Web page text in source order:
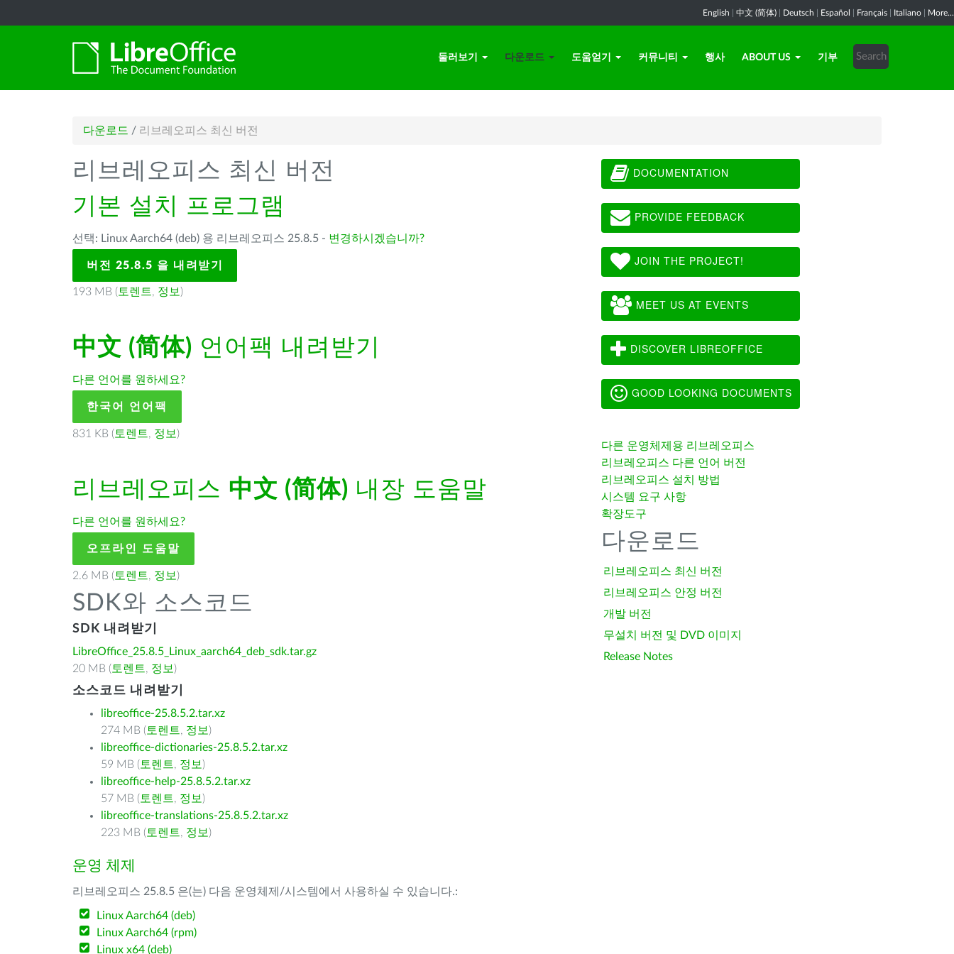
English 中文 (简体) Deutsch Español Français Italiano More...
둘러보기 다운로드 도움얻기 커뮤니티 행사 ABOUT US 기부
다운로드 / 리브레오피스 최신 버전
리브레오피스 최신 버전
기본 설치 프로그램
선택: Linux Aarch64 (deb) 용 리브레오피스 25.8.5 - 변경하시겠습니까?
버전 25.8.5 을 내려받기
193 MB ( 토렌트, 정보 )
中文 (简体) 언어팩 내려받기
다른 언어를 원하세요?
한국어 언어팩
831 KB ( 토렌트, 정보 )
리브레오피스 中文 (简体) 내장 도움말
다른 언어를 원하세요?
오프라인 도움말
2.6 MB ( 토렌트, 정보 )
SDK와 소스코드
SDK 내려받기
LibreOffice_25.8.5_Linux_aarch64_deb_sdk.tar.gz
20 MB ( 토렌트, 정보 )
소스코드 내려받기
libreoffice-25.8.5.2.tar.xz
274 MB ( 토렌트, 정보 )
libreoffice-dictionaries-25.8.5.2.tar.xz
59 MB ( 토렌트, 정보 )
libreoffice-help-25.8.5.2.tar.xz
57 MB ( 토렌트, 정보 )
libreoffice-translations-25.8.5.2.tar.xz
223 MB ( 토렌트, 정보 )
운영 체제
리브레오피스 25.8.5 은(는) 다음 운영체제/시스템에서 사용하실 수 있습니다.:
Linux Aarch64 (deb)
Linux Aarch64 (rpm)
Linux x64 (deb)
DOCUMENTATION
PROVIDE FEEDBACK
JOIN THE PROJECT!
MEET US AT EVENTS
DISCOVER LIBREOFFICE
GOOD LOOKING DOCUMENTS
다른 운영체제용 리브레오피스
리브레오피스 다른 언어 버전
리브레오피스 설치 방법
시스템 요구 사항
확장도구
다운로드
리브레오피스 최신 버전
리브레오피스 안정 버전
개발 버전
무설치 버전 및 DVD 이미지
Release Notes